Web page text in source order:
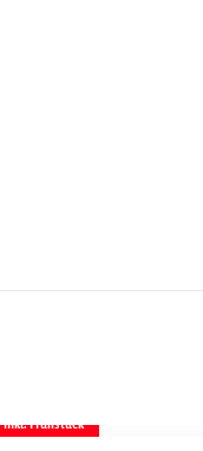
inkl. Frühstück